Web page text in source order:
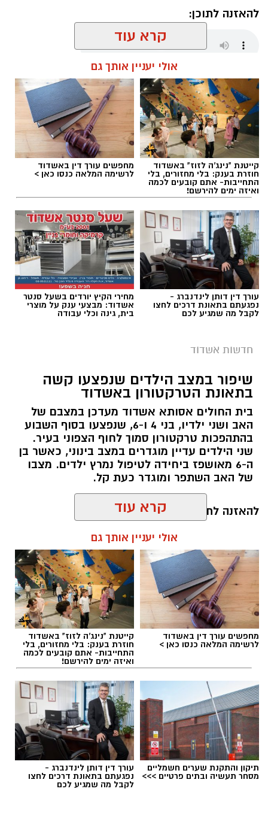
להאזנה לתוכן:
עופר אשטוקר / 15:38 09.08.26
תגים:הימורים בלתי חוקיים באשדוד
צילום: דוברות המשטרה
במהלך פעילות יזומה של בלשי תחנת אשדוד, בוצע
חיפוש במבנה בעיר בעקבות חשד להפעלת מקום
הימורים בלתי חוקי.
במהלך הפעילות הגיעו הכוחות למקום, ולאחר שעל
פי החשד סירבו הנוכחים לפתוח את הדלת, נאלצו
השוטרים לפרוץ אל תוך המבנה. במקום אותרו
מספר חשודים אשר על פי החשד השתתפו
במשחקי הימורים.
בחיפוש שבוצע נתפסו מוצגים שונים ששימשו, על
פי החשד, לניהול ולהפעלת הימורים בלתי חוקיים,
ובהם 28 חבילות קלפים ומזוודות המכילות ז'יטונים.
במסגרת הפעילות עוכבו לחקירה שלושה חשודים,
קרא עוד
אולי יעניין אותך גם
קייטנת "נינג'ה לזוז" באשדוד
חוזרת בענק: בלי מחזורים, בלי
התחייבות- אתם קובעים לכמה
ואיזה ימים להירשם!
מחפשים עורך דין באשדוד
לרשימה המלאה כנסו כאן >
עורך דין דותן לינדנברג -
נפגעתם בתאונת דרכים לחצו
לקבל מה שמגיע לכם
מחירי הקיץ יורדים בשעל סנטר
אשדוד: מבצעי ענק על מוצרי
בית, גינה וכלי עבודה
חדשות אשדוד
שיפור במצב הילדים שנפצעו קשה
בתאונת הטרקטורון באשדוד
בית החולים אסותא אשדוד מעדכן במצבם של
האב ושני ילדיו, בני 4 ו-6, שנפצעו בסוף השבוע
בהתהפכות טרקטורון סמוך לחוף הצפוני בעיר.
שני הילדים עדיין מוגדרים במצב בינוני, כאשר בן
ה-6 מאושפז ביחידה לטיפול נמרץ ילדים. מצבו
של האב השתפר ומוגדר כעת קל.
להאזנה לתוכן:
עופר אשטוקר / 12:25 09.08.26
תגים:תאונה קשה באשדוד
קרא עוד
אולי יעניין אותך גם
מחפשים עורך דין באשדוד
לרשימה המלאה כנסו כאן >
קייטנת "נינג'ה לזוז" באשדוד
חוזרת בענק: בלי מחזורים, בלי
התחייבות- אתם קובעים לכמה
ואיזה ימים להירשם!
תיקון והתקנת שערים חשמליים
מסחר תעשיה ובתים פרטיים >>>
עורך דין דותן לינדנברג -
נפגעתם בתאונת דרכים לחצו
לקבל מה שמגיע לכם